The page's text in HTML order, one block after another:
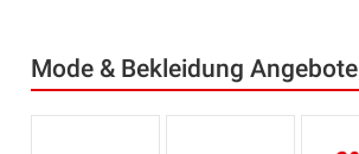
Mode & Bekleidung Angebote